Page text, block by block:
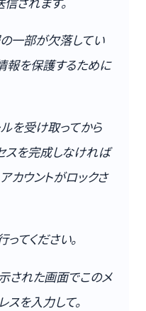
一部が欠落してい
報を保護するために
を受け取ってから
を完成しなければ
カウントがロックさ
てください。
された画面でこのメ
スを入力して。